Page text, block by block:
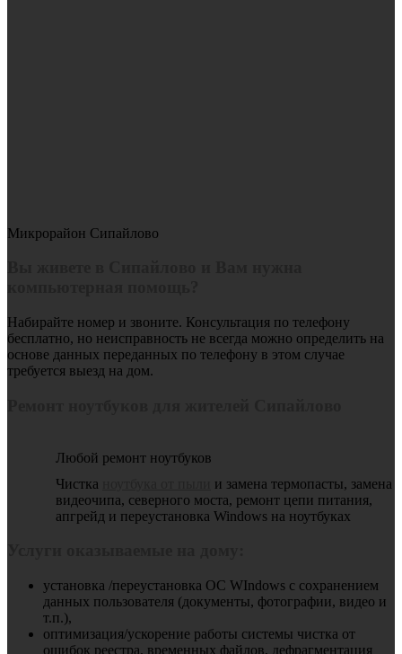
Микрорайон Сипайлово
Набирайте номер и звоните. Консультация по телефону
бесплатно, но неисправность не всегда можно определить на
основе данных переданных по телефону в этом случае
требуется выезд на дом.
Любой ремонт ноутбуков
Чистка
и замена термопасты, замена
видеочипа, северного моста, ремонт цепи питания,
апгрейд и переустановка Windows на ноутбуках
установка /переустановка ОС WIndows с сохранением
данных пользователя (документы, фотографии, видео и
т.п.),
оптимизация/ускорение работы системы чистка от
ошибок реестра, временных файлов, дефрагментация